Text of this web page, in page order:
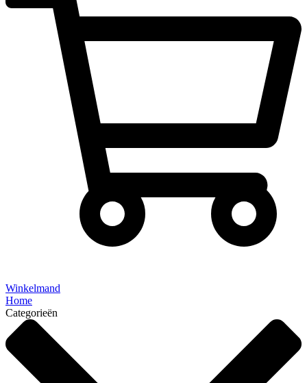
Winkelmand
Home
Categorieën